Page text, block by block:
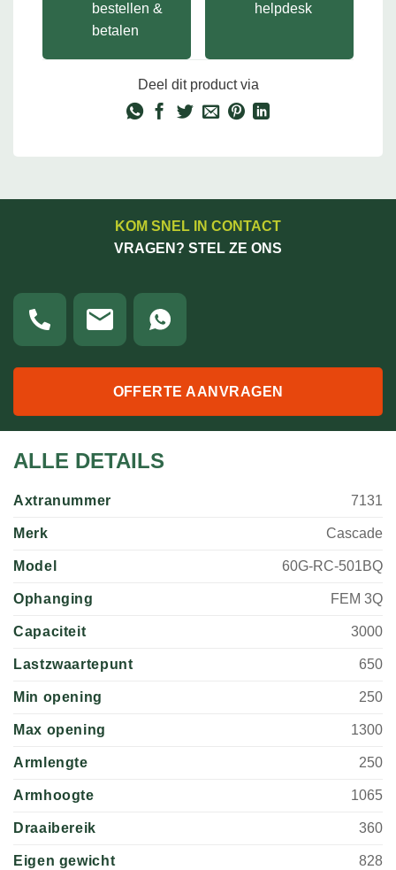
bestellen &
betalen
helpdesk
Deel dit product via
KOM SNEL IN CONTACT
VRAGEN? STEL ZE ONS
OFFERTE AANVRAGEN
ALLE DETAILS
Axtranummer 7131
Merk Cascade
Model 60G-RC-501BQ
Ophanging FEM 3Q
Capaciteit 3000
Lastzwaartepunt 650
Min opening 250
Max opening 1300
Armlengte 250
Armhoogte 1065
Draaibereik 360
Eigen gewicht 828